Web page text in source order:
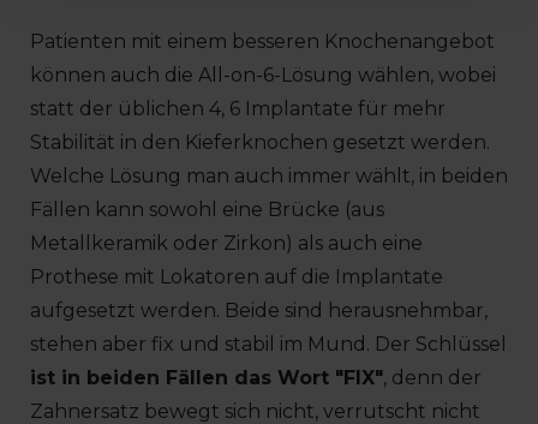
Patienten mit einem besseren Knochenangebot
können auch die All-on-6-Lösung wählen, wobei
statt der üblichen 4, 6 Implantate für mehr
Stabilität in den Kieferknochen gesetzt werden.
Welche Lösung man auch immer wählt, in beiden
Fällen kann sowohl eine Brücke (aus
Metallkeramik oder Zirkon) als auch eine
Prothese mit Lokatoren auf die Implantate
aufgesetzt werden. Beide sind herausnehmbar,
stehen aber fix und stabil im Mund. Der Schlüssel
ist in beiden Fällen das Wort "FIX", denn der
Zahnersatz bewegt sich nicht, verrutscht nicht